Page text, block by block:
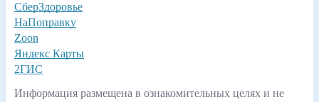
СберЗдоровье
НаПоправку
Zoon
Яндекс Карты
2ГИС
Информация размещена в ознакомительных целях и не